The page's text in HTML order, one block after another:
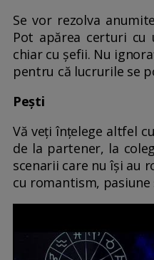
Se vor rezolva
Pot apărea certuri cu
chiar cu șefii. Nu
pentru că lucrurile se
Pești
Vă veți înțelege altfel
de la partener, la
scenarii care nu își au
cu romantism,